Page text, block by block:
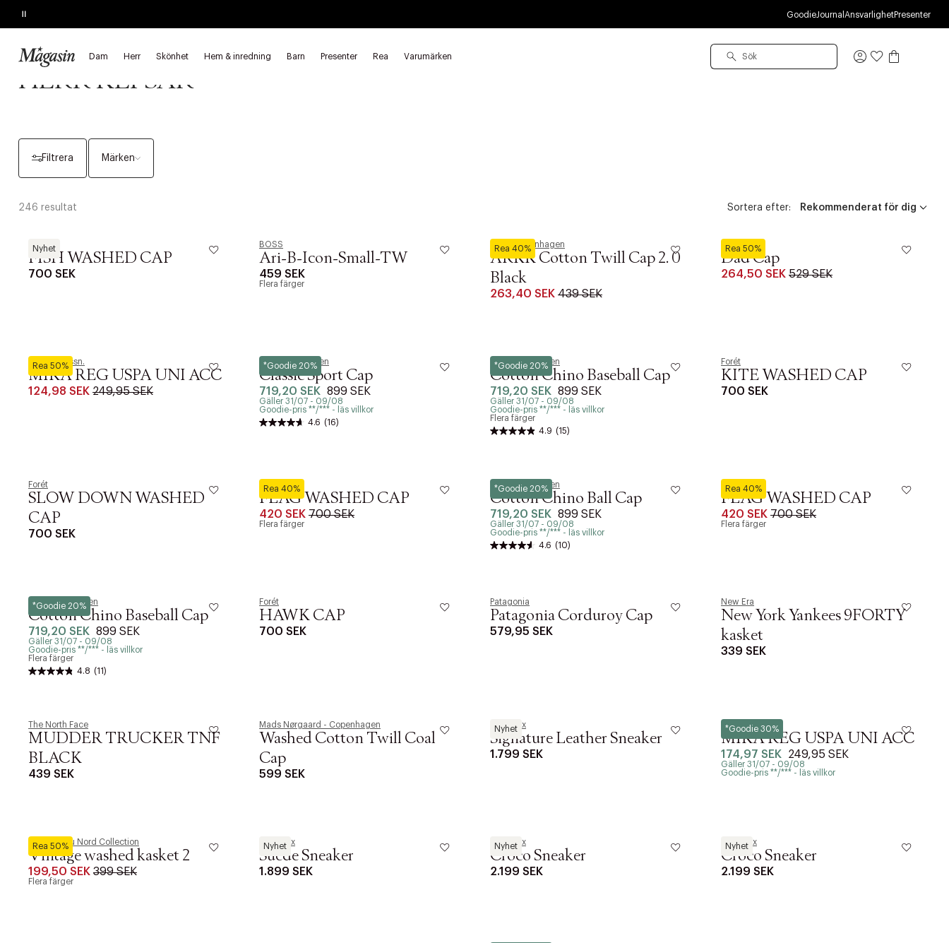
Pause GoodieJournal AnsvarlighetPresenter
Dam Herr Skönhet Hem & inredning Barn Presenter Rea Varumärken
Logga
REAN SLUTAR SNART
Startsida
HERR KEPSAR
Filtrera Märken
246 resultat Sortera efter:
Nyhet
Forét
FISH WASHED CAP
700 SEK
BOSS
Ari-B-Icon-Small-TW
459 SEK
Flera färger
Rea 40%
ARKK Copenhagen
ARKK Cotton Twill Cap 2. 0
Black
263,40 SEK 439 SEK
Rea 50%
Bareen
Dad Cap
264,50 SEK 529 SEK
Rea 50%
U.S. Polo Assn.
MIKA REG USPA UNI ACC
124,98 SEK 249,95 SEK
*Goodie 20%
Polo Ralph Lauren
Classic Sport Cap
719,20 SEK 899 SEK
Gäller 31/07 - 09/08
Goodie-pris **/*** - läs villkor
4.6 (16)
*Goodie 20%
Polo Ralph Lauren
Cotton Chino Baseball Cap
719,20 SEK 899 SEK
Gäller 31/07 - 09/08
Goodie-pris **/*** - läs villkor
Flera färger
4.9 (15)
Forét
KITE WASHED CAP
700 SEK
Forét
SLOW DOWN WASHED
CAP
700 SEK
Rea 40%
Forét
FLAG WASHED CAP
420 SEK 700 SEK
Flera färger
*Goodie 20%
Polo Ralph Lauren
Cotton Chino Ball Cap
719,20 SEK 899 SEK
Gäller 31/07 - 09/08
Goodie-pris **/*** - läs villkor
4.6 (10)
Rea 40%
Forét
FLAG WASHED CAP
420 SEK 700 SEK
Flera färger
*Goodie 20%
Polo Ralph Lauren
Cotton Chino Baseball Cap
719,20 SEK 899 SEK
Gäller 31/07 - 09/08
Goodie-pris **/*** - läs villkor
Flera färger
4.8 (11)
Forét
HAWK CAP
700 SEK
Patagonia
Patagonia Corduroy Cap
579,95 SEK
New Era
New York Yankees 9FORTY
kasket
339 SEK
The North Face
MUDDER TRUCKER TNF
BLACK
439 SEK
Mads Nørgaard - Copenhagen
Washed Cotton Twill Coal
Cap
599 SEK
Nyhet
Les Deux
Signature Leather Sneaker
1.799 SEK
*Goodie 30%
U.S. Polo Assn.
MIKA REG USPA UNI ACC
174,97 SEK 249,95 SEK
Gäller 31/07 - 09/08
Goodie-pris **/*** - läs villkor
Rea 50%
Magasin du Nord Collection
Vintage washed kasket 2
199,50 SEK 399 SEK
Flera färger
Nyhet
Les Deux
Suede Sneaker
1.899 SEK
Nyhet
Les Deux
Croco Sneaker
2.199 SEK
Nyhet
Les Deux
Croco Sneaker
2.199 SEK